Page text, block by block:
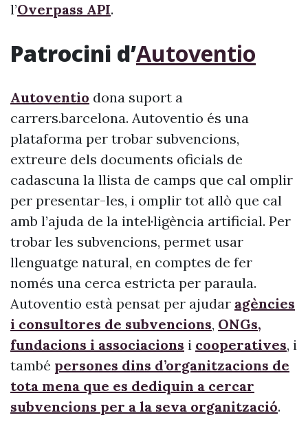
l’Overpass API.
Patrocini d’Autoventio
Autoventio dona suport a
carrers.barcelona. Autoventio és una
plataforma per trobar subvencions,
extreure dels documents oficials de
cadascuna la llista de camps que cal omplir
per presentar-les, i omplir tot allò que cal
amb l’ajuda de la intel·ligència artificial. Per
trobar les subvencions, permet usar
llenguatge natural, en comptes de fer
només una cerca estricta per paraula.
Autoventio està pensat per ajudar agències
i consultores de subvencions, ONGs,
fundacions i associacions i cooperatives, i
també persones dins d’organitzacions de
tota mena que es dediquin a cercar
subvencions per a la seva organització.